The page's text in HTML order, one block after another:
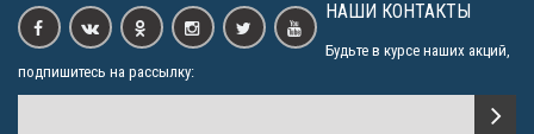
НАШИ КОНТАКТЫ
Будьте в курсе наших акций,
подпишитесь на рассылку: